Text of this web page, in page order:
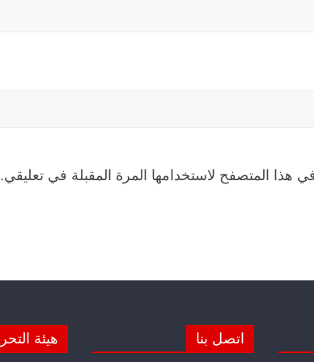
هذا المتصفح لاستخدامها المرة المقبلة في تعليقي.
اتصل بنا هيئة